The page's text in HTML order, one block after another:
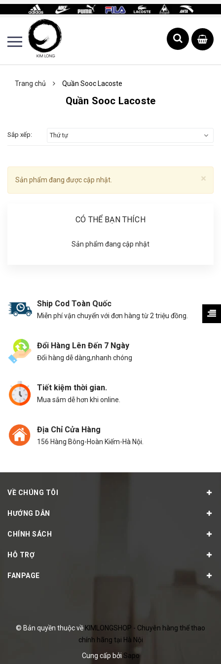
Trang chủ Quần Sooc Lacoste
Quần Sooc Lacoste
Sắp xếp: Thứ tự
×
Sản phẩm đang được cập nhật.
CÓ THỂ BẠN THÍCH
Sản phẩm đang cập nhật
Ship Cod Toàn Quốc
Miễn phí vận chuyển với đơn hàng từ 2 triệu đồng.
Đổi Hàng Lên Đến 7 Ngày
Đổi hàng dễ dàng,nhanh chóng
Tiết kiệm thời gian.
Mua sắm dễ hơn khi online.
Địa Chỉ Cửa Hàng
156 Hàng Bông-Hoàn Kiếm-Hà Nội.
VỀ CHÚNG TÔI
HƯỚNG DẪN
CHÍNH SÁCH
HỖ TRỢ
FANPAGE
© Bản quyền thuộc về KIMLONGSHOP - Chuyên hàng thể thao
chính hãng tại Hà Nội
Cung cấp bởi Sapo